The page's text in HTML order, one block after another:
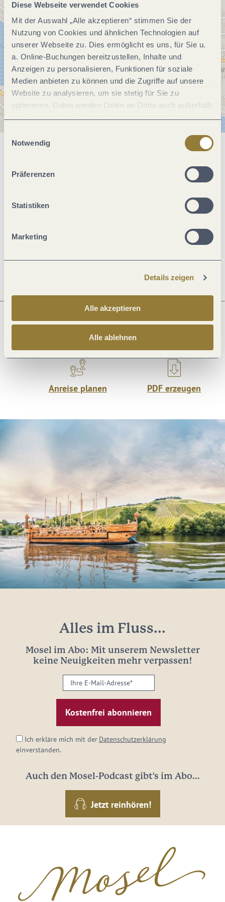
Diese Webseite verwendet Cookies
Mit der Auswahl „Alle akzeptieren“ stimmen Sie der
Nutzung von Cookies und ähnlichen Technologien auf
unserer Webseite zu. Dies ermöglicht es uns, für Sie u.
a. Online-Buchungen bereitzustellen, Inhalte und
Anzeigen zu personalisieren, Funktionen für soziale
Medien anbieten zu können und die Zugriffe auf unsere
Website zu analysieren, um sie stetig für Sie zu
optimieren. Dabei werden Daten an Dritte auch außerhalb
jederzeit widerrufen werden. Mit der Auswahl "Alle
ablehnen" kann es zu Beeinträchtigungen in der Nutzung
Einwilligungsauswahl
Notwendig
Präferenzen
Statistiken
Marketing
Details zeigen
Alle akzeptieren
Alle ablehnen
Was möchtest du als nächstes tun?
Anreise planen PDF erzeugen
Alles im Fluss...
Mosel im Abo: Mit unserem Newsletter
keine Neuigkeiten mehr verpassen!
Ihre
E-
Mail-
Adresse:
Ich erkläre mich mit der Datenschutzerklärung
einverstanden.
Auch den Mosel-Podcast gibt's im Abo...
Jetzt reinhören!